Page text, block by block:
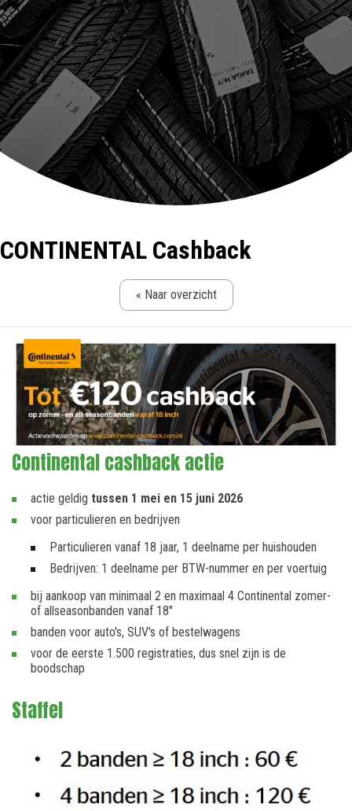
CONTINENTAL Cashback
« Naar overzicht
Continental cashback actie
actie geldig tussen 1 mei en 15 juni 2026
voor particulieren en bedrijven
Particulieren vanaf 18 jaar, 1 deelname per huishouden
Bedrijven: 1 deelname per BTW-nummer en per voertuig
bij aankoop van minimaal 2 en maximaal 4 Continental zomer-
of allseasonbanden vanaf 18"
banden voor auto's, SUV's of bestelwagens
voor de eerste 1.500 registraties, dus snel zijn is de
boodschap
Staffel